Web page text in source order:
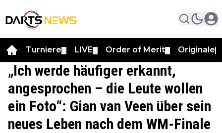
Turniere LIVE Order of Merit Originale
„Ich werde häufiger erkannt,
angesprochen – die Leute wollen
ein Foto“: Gian van Veen über sein
neues Leben nach dem WM-Finale